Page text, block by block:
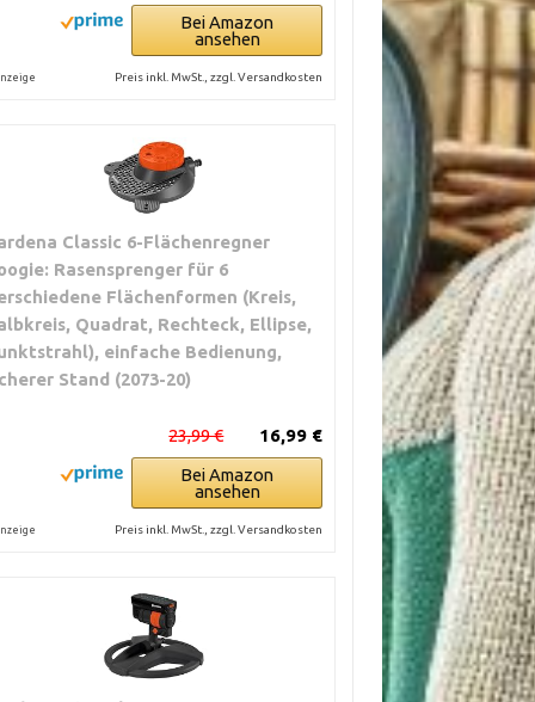
Bei Amazon
ansehen
Preis inkl. MwSt., zzgl. Versandkosten
Classic 6-Flächenregner
Rasensprenger für 6
Flächenformen (Kreis,
Quadrat, Rechteck, Ellipse,
einfache Bedienung,
Stand (2073-20)
16,99 €
23,99 €
Bei Amazon
ansehen
Preis inkl. MwSt., zzgl. Versandkosten